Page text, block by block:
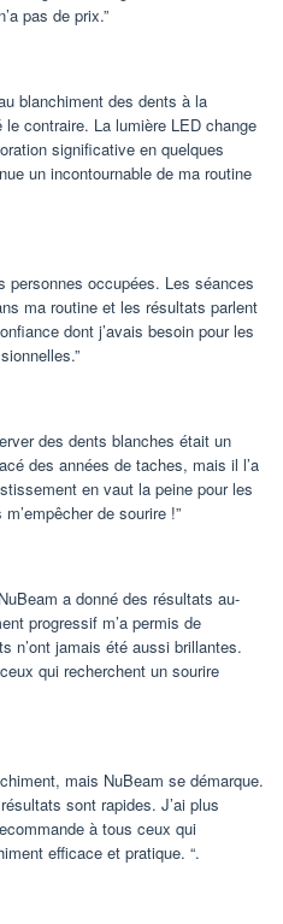
pas de prix.”
blanchiment des dents à la
contraire. La lumière LED change
significative en quelques
un incontournable de ma routine
personnes occupées. Les séances
ma routine et les résultats parlent
dont j’avais besoin pour les
des dents blanches était un
des années de taches, mais il l’a
en vaut la peine pour les
de sourire !”
a donné des résultats au-
progressif m’a permis de
n’ont jamais été aussi brillantes.
qui recherchent un sourire
mais NuBeam se démarque.
sont rapides. J’ai plus
à tous ceux qui
efficace et pratique. “.